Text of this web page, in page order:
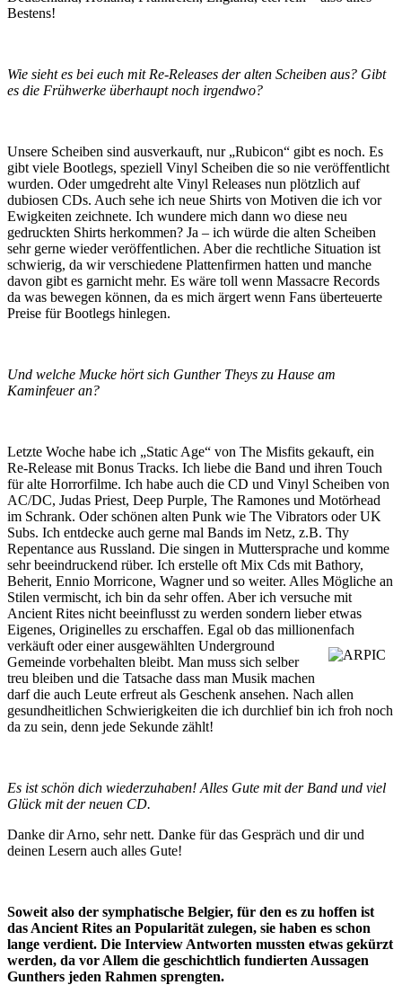
Bestens!
Wie sieht es bei euch mit Re-Releases der alten Scheiben aus? Gibt
es die Frühwerke überhaupt noch irgendwo?
Unsere Scheiben sind ausverkauft, nur „Rubicon“ gibt es noch. Es
gibt viele Bootlegs, speziell Vinyl Scheiben die so nie veröffentlicht
wurden. Oder umgedreht alte Vinyl Releases nun plötzlich auf
dubiosen CDs. Auch sehe ich neue Shirts von Motiven die ich vor
Ewigkeiten zeichnete. Ich wundere mich dann wo diese neu
gedruckten Shirts herkommen? Ja – ich würde die alten Scheiben
sehr gerne wieder veröffentlichen. Aber die rechtliche Situation ist
schwierig, da wir verschiedene Plattenfirmen hatten und manche
davon gibt es garnicht mehr. Es wäre toll wenn Massacre Records
da was bewegen können, da es mich ärgert wenn Fans überteuerte
Preise für Bootlegs hinlegen.
Und welche Mucke hört sich Gunther Theys zu Hause am
Kaminfeuer an?
Letzte Woche habe ich „Static Age“ von The Misfits gekauft, ein
Re-Release mit Bonus Tracks. Ich liebe die Band und ihren Touch
für alte Horrorfilme. Ich habe auch die CD und Vinyl Scheiben von
AC/DC, Judas Priest, Deep Purple, The Ramones und Motörhead
im Schrank. Oder schönen alten Punk wie The Vibrators oder UK
Subs. Ich entdecke auch gerne mal Bands im Netz, z.B. Thy
Repentance aus Russland. Die singen in Muttersprache und komme
sehr beeindruckend rüber. Ich erstelle oft Mix Cds mit Bathory,
Beherit, Ennio Morricone, Wagner und so weiter. Alles Mögliche an
Stilen vermischt, ich bin da sehr offen. Aber ich versuche mit
Ancient Rites nicht beeinflusst zu werden sondern lieber etwas
Eigenes, Originelles zu erschaffen. Egal ob das millionenfach
verkäuft oder einerausgewählten Underground
Gemeinde vorbehalten bleibt. Man muss sich selber
treu bleiben und die Tatsache dass man Musik machen
darf die auch Leute erfreut als Geschenk ansehen. Nach allen
gesundheitlichen Schwierigkeiten die ich durchlief bin ich froh noch
da zu sein, denn jede Sekunde zählt!
Es ist schön dich wiederzuhaben! Alles Gute mit der Band und viel
Glück mit der neuen CD.
Danke dir Arno, sehr nett. Danke für das Gespräch und dir und
deinen Lesern auch alles Gute!
Soweit also der symphatische Belgier, für den es zu hoffen ist
das Ancient Rites an Popularität zulegen, sie haben es schon
lange verdient. Die Interview Antworten mussten etwas gekürzt
werden, da vor Allem die geschichtlich fundierten Aussagen
Gunthers jeden Rahmen sprengten.